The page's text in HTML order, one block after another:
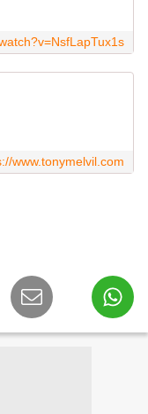
www.tonymelvil.com